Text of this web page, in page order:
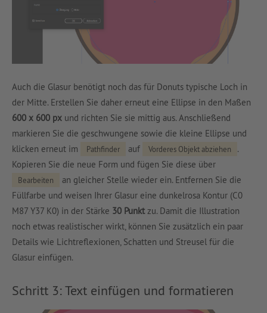
Auch die Glasur benötigt noch das für Donuts typische Loch in
der Mitte. Erstellen Sie daher erneut eine Ellipse in den Maßen
600 x 600 px und richten Sie sie mittig aus. Anschließend
markieren Sie die geschwungene sowie die kleine Ellipse und
klicken erneut im
Pathfinder auf Vorderes Objekt abziehen
.
Kopieren Sie die neue Form und fügen Sie diese über
Bearbeiten
an gleicher Stelle wieder ein. Entfernen Sie die
Füllfarbe und weisen Ihrer Glasur eine dunkelrosa Kontur (C0
M87 Y37 K0) in der Stärke 30 Punkt zu. Damit die Illustration
noch etwas realistischer wirkt, können Sie zusätzlich ein paar
Details wie Lichtreflexionen, Schatten und Streusel für die
Glasur einfügen.
Schritt 3: Text einfügen und formatieren